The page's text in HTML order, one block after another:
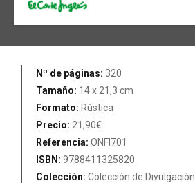
Nº de páginas: 320
Tamaño: 14 x 21,3 cm
Formato: Rústica
Precio: 21,90€
Referencia: ONFI701
ISBN: 9788411325820
Colección: Colección de Divulgación